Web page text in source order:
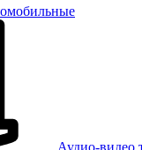
Аудио-видео